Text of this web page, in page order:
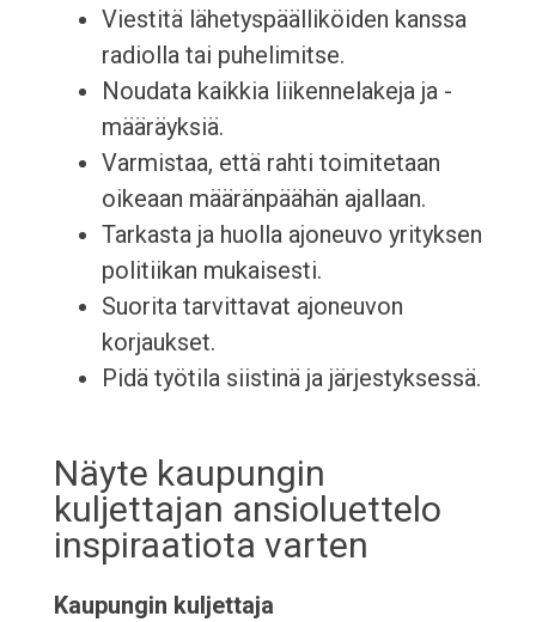
Viestitä lähetyspäälliköiden kanssa
radiolla tai puhelimitse.
Noudata kaikkia liikennelakeja ja -
määräyksiä.
Varmistaa, että rahti toimitetaan
oikeaan määränpäähän ajallaan.
Tarkasta ja huolla ajoneuvo yrityksen
politiikan mukaisesti.
Suorita tarvittavat ajoneuvon
korjaukset.
Pidä työtila siistinä ja järjestyksessä.
Näyte kaupungin
kuljettajan ansioluettelo
inspiraatiota varten
Kaupungin kuljettaja